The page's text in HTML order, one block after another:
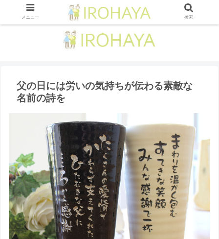
父の日には労いの気持ちが伝わる素敵な
名前の詩を
メニュー 検索